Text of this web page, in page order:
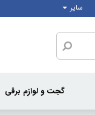
سایر
گجت و لوازم برقی